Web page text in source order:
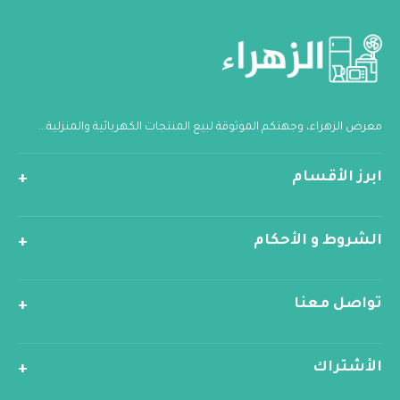
معرض الزهراء، وجهتكم الموثوقة لبيع المنتجات الكهربائية والمنزلية...
ابرز الأقسام
الشروط و الأحكام
تواصل معنا
الأشتراك